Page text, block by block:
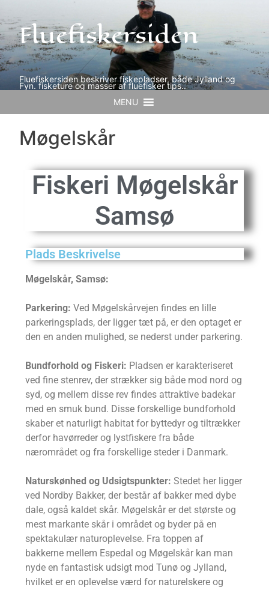
Fluefiskersiden
Fluefiskersiden beskriver fiskepladser, både Jylland og
Fyn. fisketure og masser af fluefisker tips..
MENU
Møgelskår
Fiskeri Møgelskår
Samsø
Plads Beskrivelse
Møgelskår, Samsø:
Parkering: Ved Møgelskårvejen findes en lille
parkeringsplads, der ligger tæt på, er den optaget er
den en anden mulighed, se nederst under parkering.
Bundforhold og Fiskeri: Pladsen er karakteriseret
ved fine stenrev, der strækker sig både mod nord og
syd, og mellem disse rev findes attraktive badekar
med en smuk bund. Disse forskellige bundforhold
skaber et naturligt habitat for byttedyr og tiltrækker
derfor havørreder og lystfiskere fra både
nærområdet og fra forskellige steder i Danmark.
Naturskønhed og Udsigtspunkter: Stedet her ligger
ved Nordby Bakker, der består af bakker med dybe
dale, også kaldet skår. Møgelskår er det største og
mest markante skår i området og byder på en
spektakulær naturoplevelse. Fra toppen af
bakkerne mellem Espedal og Møgelskår kan man
nyde en fantastisk udsigt mod Tunø og Jylland,
hvilket er en oplevelse værd for naturelskere og